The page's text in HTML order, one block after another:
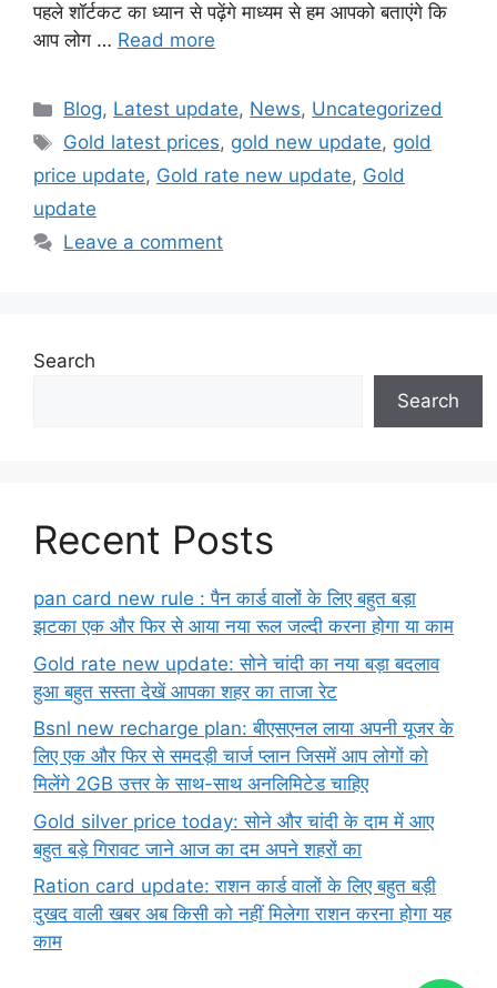
पहले शॉर्टकट का ध्यान से पढ़ेंगे माध्यम से हम आपको बताएंगे कि
आप लोग … Read more
Categories
Blog, Latest update, News, Uncategorized
Tags
Gold latest prices, gold new update, gold
price update, Gold rate new update, Gold
update
Leave a comment
Search
Search
Recent Posts
pan card new rule : पैन कार्ड वालों के लिए बहुत बड़ा
झटका एक और फिर से आया नया रूल जल्दी करना होगा या काम
Gold rate new update: सोने चांदी का नया बड़ा बदलाव
हुआ बहुत सस्ता देखें आपका शहर का ताजा रेट
Bsnl new recharge plan: बीएसएनल लाया अपनी यूजर के
लिए एक और फिर से समदड़ी चार्ज प्लान जिसमें आप लोगों को
मिलेंगे 2GB उत्तर के साथ-साथ अनलिमिटेड चाहिए
Gold silver price today: सोने और चांदी के दाम में आए
बहुत बड़े गिरावट जाने आज का दम अपने शहरों का
Ration card update: राशन कार्ड वालों के लिए बहुत बड़ी
दुखद वाली खबर अब किसी को नहीं मिलेगा राशन करना होगा यह
काम